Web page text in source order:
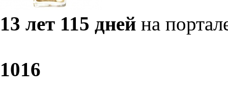
13 лет 115 дней на
1016